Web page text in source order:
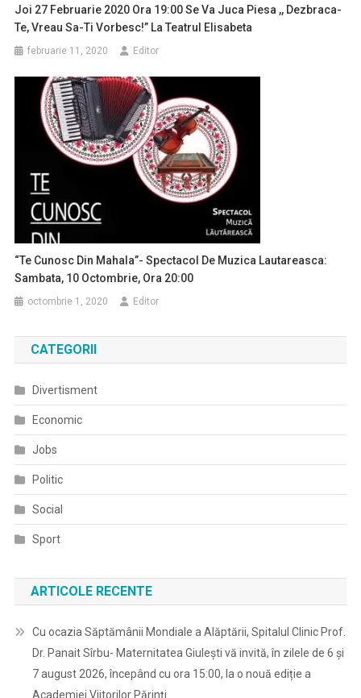
Joi 27 Februarie 2020 Ora 19:00 Se Va Juca Piesa ,, Dezbraca-
Te, Vreau Sa-Ti Vorbesc!” La Teatrul Elisabeta
februarie 11, 2020 Editor
“Te Cunosc Din Mahala”- Spectacol De Muzica Lautareasca:
Sambata, 10 Octombrie, Ora 20:00
octombrie 1, 2020 Editor
CATEGORII
Divertisment
Economic
Jobs
Politic
Social
Sport
ARTICOLE RECENTE
Cu ocazia Săptămânii Mondiale a Alăptării, Spitalul Clinic Prof.
Dr. Panait Sîrbu- Maternitatea Giulești vă invită, în zilele de 6 și
7 august 2026, începând cu ora 15:00, la o nouă ediție a
Academiei Viitorilor Părinți